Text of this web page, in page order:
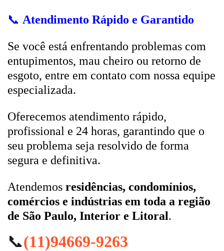
📞 Atendimento Rápido e Garantido
Se você está enfrentando problemas com
entupimentos, mau cheiro ou retorno de
esgoto, entre em contato com nossa equipe
especializada.
Oferecemos atendimento rápido,
profissional e 24 horas, garantindo que o
seu problema seja resolvido de forma
segura e definitiva.
Atendemos residências, condomínios,
comércios e indústrias em toda a região
de São Paulo, Interior e Litoral.
📞(11)94669-9263